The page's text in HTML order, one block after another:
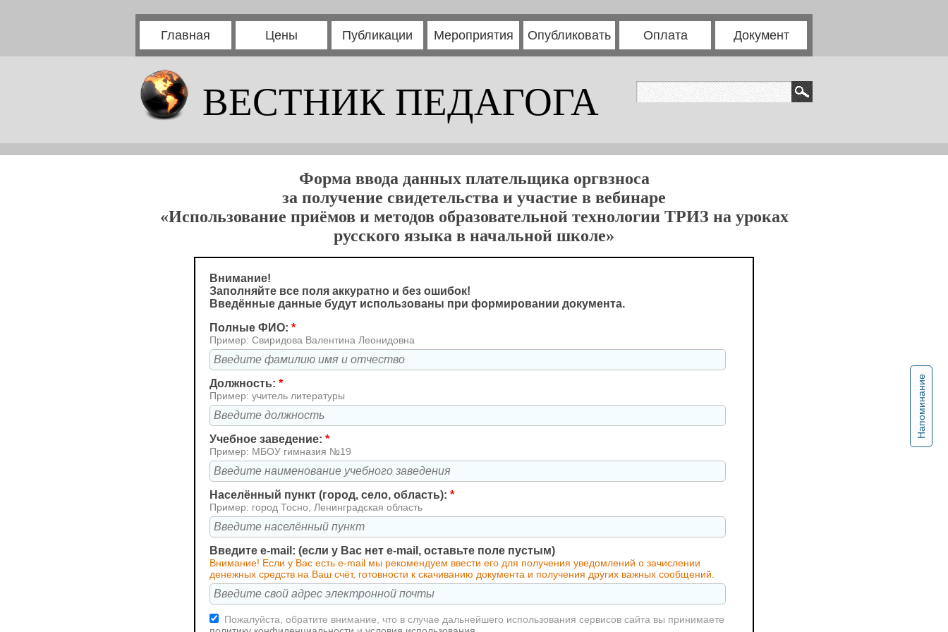
Главная Цены Публикации Мероприятия Опубликовать Оплата Документ
ВЕСТНИК ПЕДАГОГА
Напоминание
Форма ввода данных плательщика оргвзноса
за получение свидетельства и участие в вебинаре
«Использование приёмов и методов образовательной технологии ТРИЗ на уроках
русского языка в начальной школе»
Внимание!
Заполняйте все поля аккуратно и без ошибок!
Введённые данные будут использованы при формировании документа.
Полные ФИО: *
Пример: Свиридова Валентина Леонидовна
Должность: *
Пример: учитель литературы
Учебное заведение: *
Пример: МБОУ гимназия №19
Населённый пункт (город, село, область): *
Пример: город Тосно, Ленинградская область
Введите e-mail: (если у Вас нет e-mail, оставьте поле пустым)
Внимание! Если у Вас есть e-mail мы рекомендуем ввести его для получения уведомлений о зачислении
денежных средств на Ваш счёт, готовности к скачиванию документа и получения других важных сообщений.
Пожалуйста, обратите внимание, что в случае дальнейшего использования сервисов сайта вы принимаете